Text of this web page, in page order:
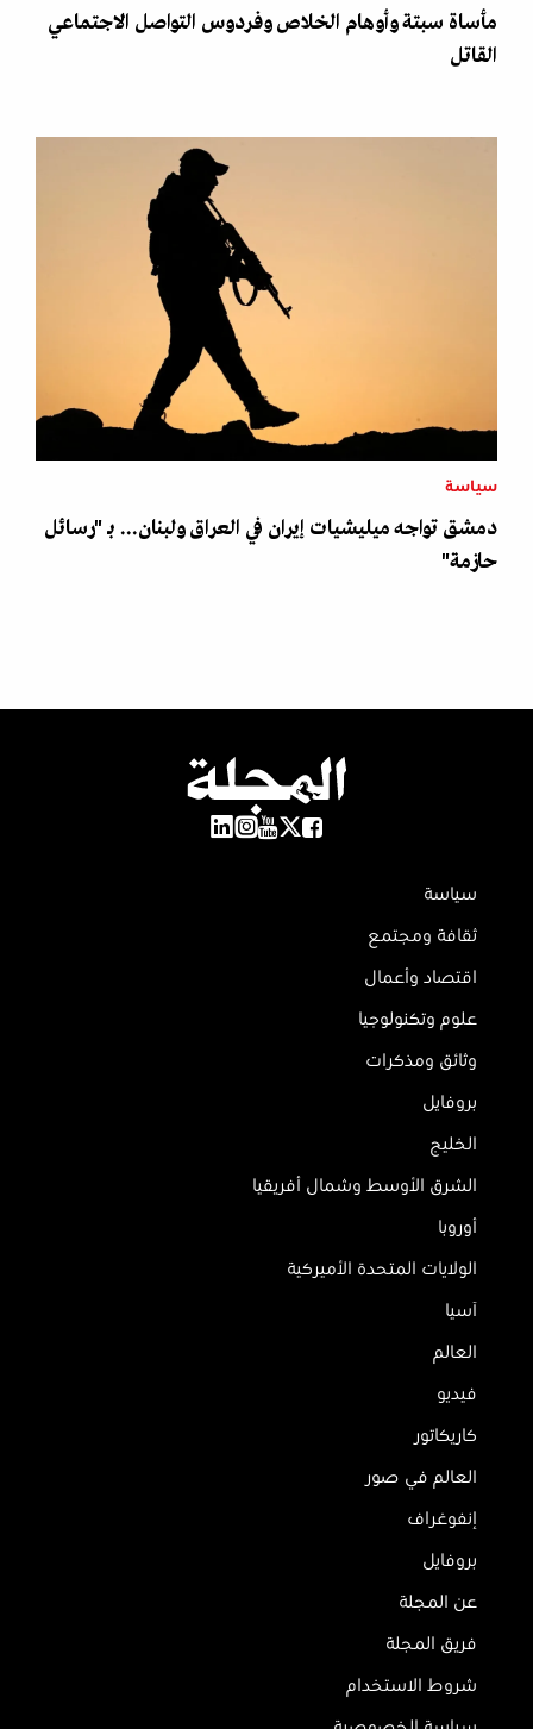
مأساة سبتة وأوهام الخلاص وفردوس التواصل الاجتماعي
القاتل
سياسة
دمشق تواجه ميليشيات إيران في العراق ولبنان... بـ "رسائل
حازمة"
سياسة
ثقافة ومجتمع
اقتصاد وأعمال
علوم وتكنولوجيا
وثائق ومذكرات
بروفايل
الخليج
الشرق الأوسط وشمال أفريقيا
أوروبا
الولايات المتحدة الأميركية
آسيا
العالم
فيديو
كاريكاتور
العالم في صور
إنفوغراف
بروفايل
عن المجلة
فريق المجلة
شروط الاستخدام